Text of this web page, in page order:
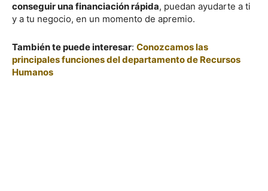
conseguir una financiación rápida, puedan ayudarte a ti
y a tu negocio, en un momento de apremio.
También te puede interesar: Conozcamos las
principales funciones del departamento de Recursos
Humanos